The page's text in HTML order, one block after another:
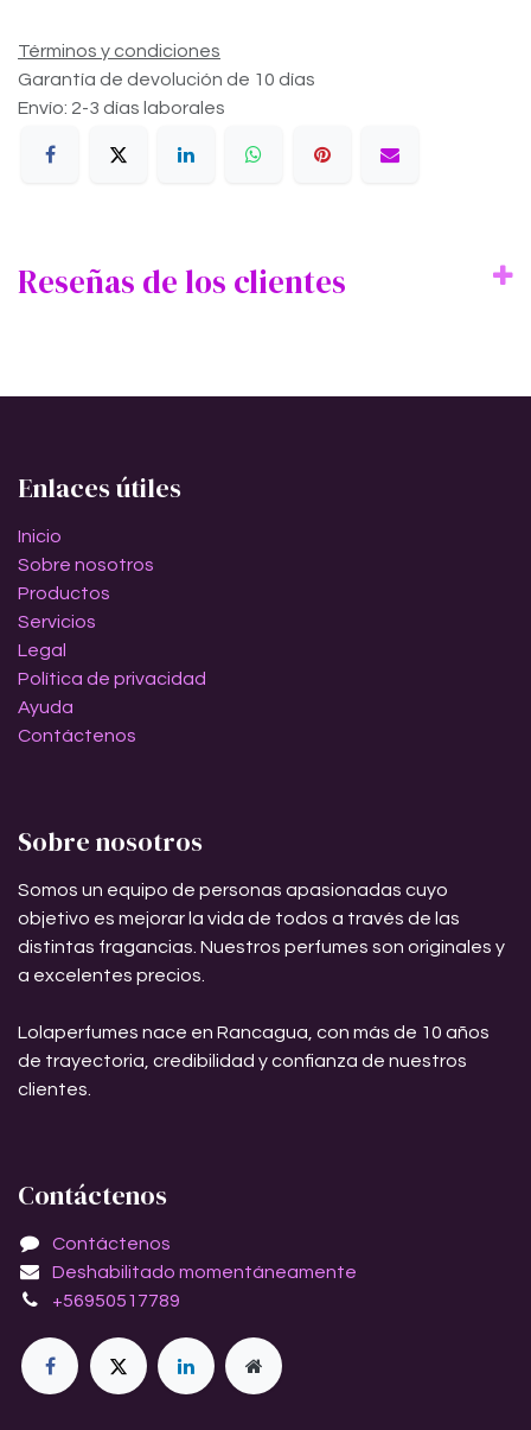
Términos y condiciones
Garantía de devolución de 10 días
Envío: 2-3 días laborales
Reseñas de los clientes
Enlaces útiles
Inicio
Sobre nosotros
Productos
Servicios
Legal
Política de privacidad
Ayuda
Contáctenos
Sobre nosotros
Somos un equipo de personas apasionadas cuyo
objetivo es mejorar la vida de todos a través de las
distintas fragancias. Nuestros perfumes son originales y
a excelentes precios.
Lolaperfumes nace en Rancagua, con más de 10 años
de trayectoria, credibilidad y confianza de nuestros
clientes.
Contáctenos
Contáctenos
Deshabilitado momentáneamente
+56950517789